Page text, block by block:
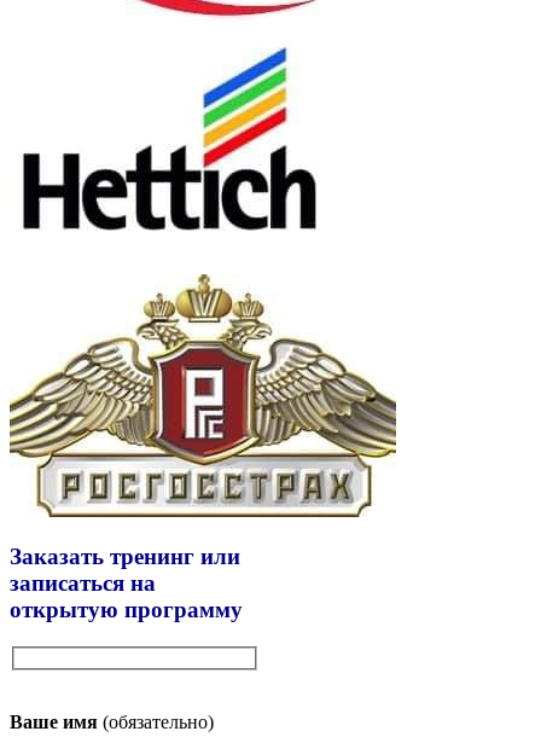
Заказать тренинг или
записаться на
открытую программу
Ваше имя (обязательно)